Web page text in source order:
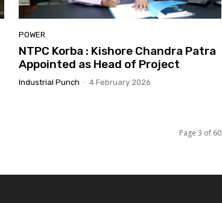
POWER
NTPC Korba : Kishore Chandra Patra
Appointed as Head of Project
Industrial Punch - 4 February 2026
Page 3 of 60